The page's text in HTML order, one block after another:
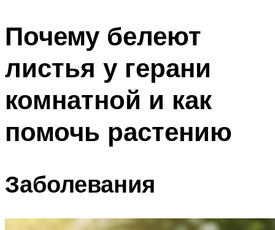
Почему белеют
листья у герани
комнатной и как
помочь растению
Заболевания